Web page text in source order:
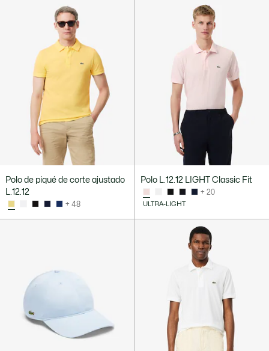
Polo de piqué de corte ajustado
L.12.12
+ 48
Polo L.12.12 LIGHT Classic Fit
+ 20
ULTRA-LIGHT